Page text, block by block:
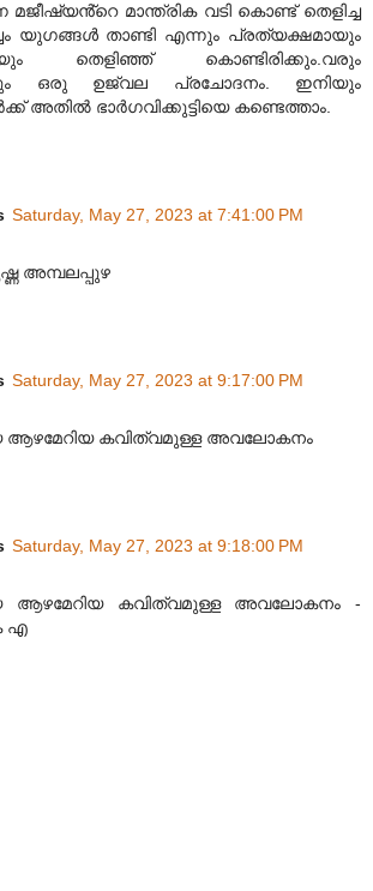
മാന്ത്രിക വടി കൊണ്ട് തെളിച്ച
യുഗങ്ങൾ താണ്ടി എന്നും പ്രത്യക്ഷമായും
തെളിഞ്ഞ് കൊണ്ടിരിക്കും.വരും
ഒരു ഉജ്വല പ്രചോദനം. ഇനിയും
അതിൽ ഭാർഗവിക്കുട്ടിയെ കണ്ടെത്താം.
Saturday, May 27, 2023 at 7:41:00 PM
അമ്പലപ്പുഴ
Saturday, May 27, 2023 at 9:17:00 PM
ആഴമേറിയ കവിത്വമുള്ള അവലോകനം
Saturday, May 27, 2023 at 9:18:00 PM
ആഴമേറിയ കവിത്വമുള്ള അവലോകനം -
എ